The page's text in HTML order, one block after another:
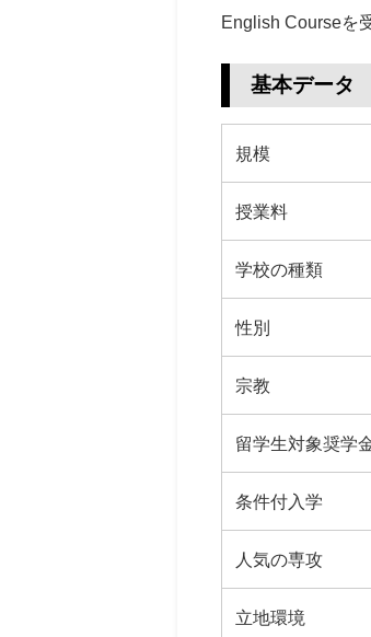
English Courseを
基本データ
規模
授業料
学校の種類
性別
宗教
留学生対象奨学
条件付入学
人気の専攻
立地環境